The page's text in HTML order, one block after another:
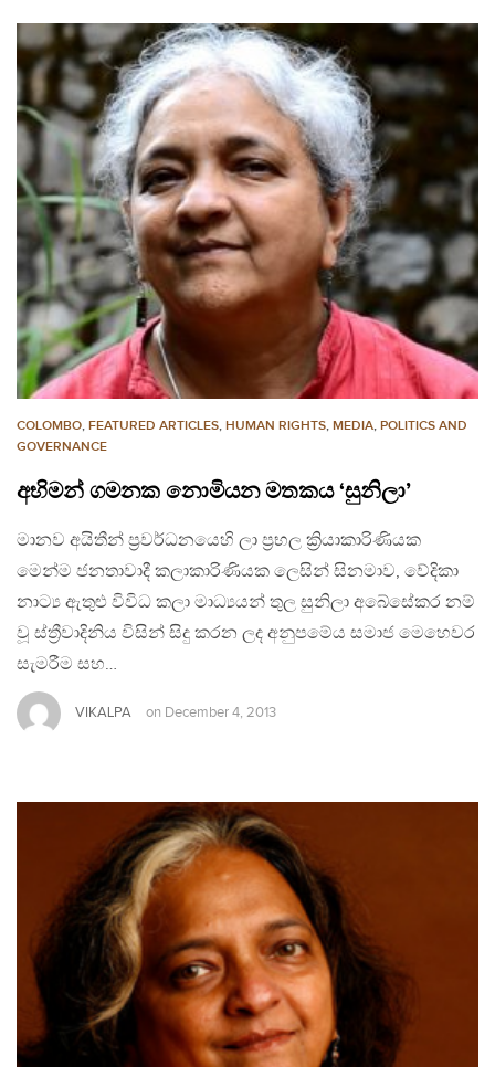
COLOMBO, FEATURED ARTICLES, HUMAN RIGHTS, MEDIA, POLITICS AND
GOVERNANCE
අභිමන් ගමනක නොමියන මතකය ‘සුනිලා’
මානව අයිතීන් ප්‍රවර්ධනයෙහි ලා ප්‍රභල ක්‍රියාකාරිණියක
මෙන්ම ජනතාවාදී කලාකාරිණියක ලෙසින් සිනමාව, වේදිකා
නාට්‍ය ඇතුළු විවිධ කලා මාධ්‍යයන් තුල සුනිලා අබේසේකර නම්
වූ ස්ත්‍රීවාදිනිය විසින් සිදු කරන ලද අනුපමේය සමාජ මෙහෙවර
සැමරීම සහ…
VIKALPA on December 4, 2013